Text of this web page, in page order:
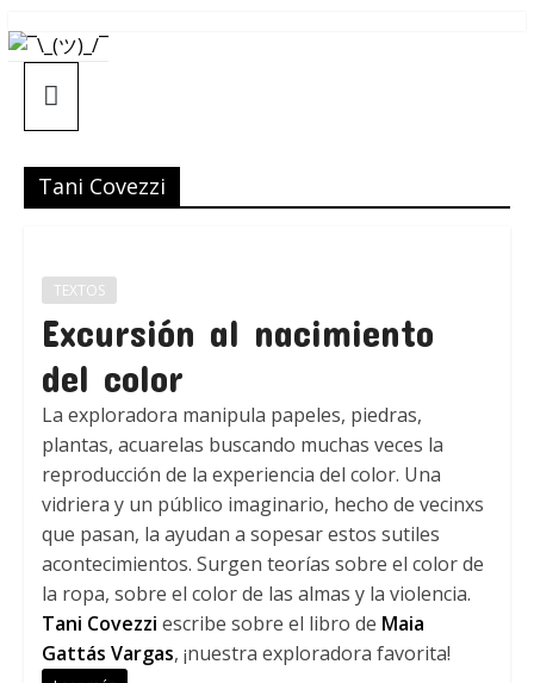
Saltar
al
contenido
¯\_(ツ)_/
¯
Tani Covezzi
TEXTOS
Excursión al nacimiento
del color
​​La exploradora manipula papeles, piedras,
plantas, acuarelas buscando muchas veces la
reproducción de la experiencia del color. Una
vidriera y un público imaginario, hecho de vecinxs
que pasan, la ayudan a sopesar estos sutiles
acontecimientos. Surgen teorías sobre el color de
la ropa, sobre el color de las almas y la violencia.
Tani Covezzi escribe sobre el libro de Maia
Gattás Vargas, ¡nuestra exploradora favorita!